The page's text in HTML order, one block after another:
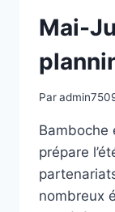
Mai-
Par
Bamboche
prépare
nombreux